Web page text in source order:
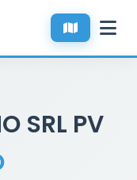
SRL PV